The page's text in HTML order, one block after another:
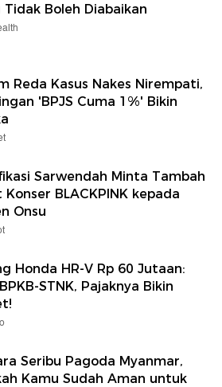
Tidak Boleh Diabaikan
Reda Kasus Nakes Nirempati,
'BPJS Cuma 1%' Bikin
Sarwendah Minta Tambah
Konser BLACKPINK kepada
Onsu
Honda HR-V Rp 60 Jutaan:
STNK, Pajaknya Bikin
Seribu Pagoda Myanmar,
Kamu Sudah Aman untuk